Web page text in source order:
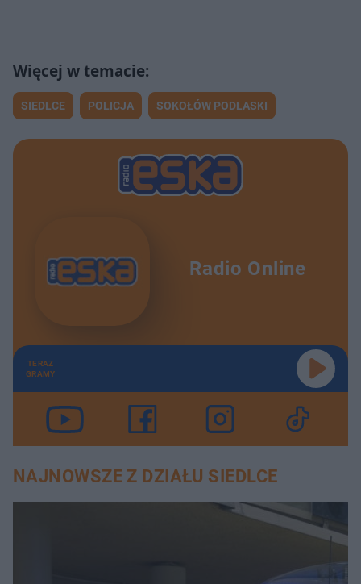
SIEDLCE POLICJA SOKOŁÓW PODLASKI
Radio Online
TERAZ
GRAMY
NAJNOWSZE Z DZIAŁU SIEDLCE